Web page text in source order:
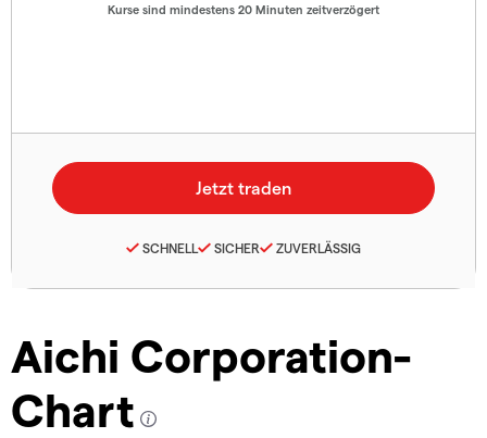
Aichi Corporation-
Chart
Kurse sind mindestens 20 Minuten zeitverzögert
SCHNELL SICHER ZUVERLÄSSIG